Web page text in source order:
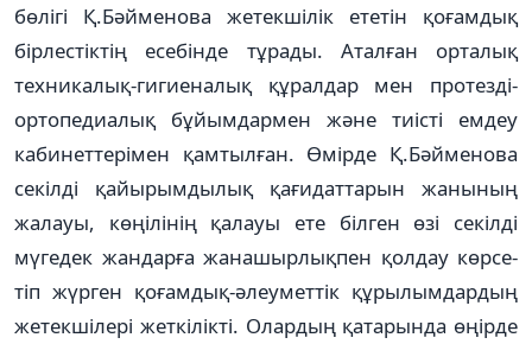
бөлігі Қ.Бәйменова жетек­шілік ететін қоғамдық
бірлес­тік­­тің есебінде тұрады. Аталған ор­­­талық
техникалық-гигиеналық құрал­дар мен протезді-
ортопедиалық бұ­йым­дармен және тиісті емдеу
кабинеттерімен қамтылған. Өмірде Қ.Бәйменова
секілді қайырымдылық қағидаттарын жанының
жалауы, көңі­лі­нің қалауы ете білген өзі секілді
мүгедек жан­дар­ға жанашырлықпен қолдау көр­се­
тіп жүрген қоғамдық-әлеу­мет­тік құрылымдардың
жетек­шілері жеткілікті. Олардың қатарында өңірде